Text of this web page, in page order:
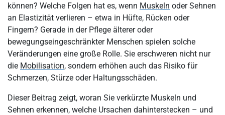
Was ist eine muskuläre Dysbalance?
Was kann die Auswirkung einer muskulären Dysbalance sein?
Verkürzte Sehnen: Die wichtigsten Infos
können? Welche Folgen hat es, wenn Muskeln oder Sehnen
an Elastizität verlieren – etwa in Hüfte, Rücken oder
Fingern? Gerade in der Pflege älterer oder
bewegungseingeschränkter Menschen spielen solche
Veränderungen eine große Rolle. Sie erschweren nicht nur
die Mobilisation, sondern erhöhen auch das Risiko für
Schmerzen, Stürze oder Haltungsschäden.
Dieser Beitrag zeigt, woran Sie verkürzte Muskeln und
Sehnen erkennen, welche Ursachen dahinterstecken – und